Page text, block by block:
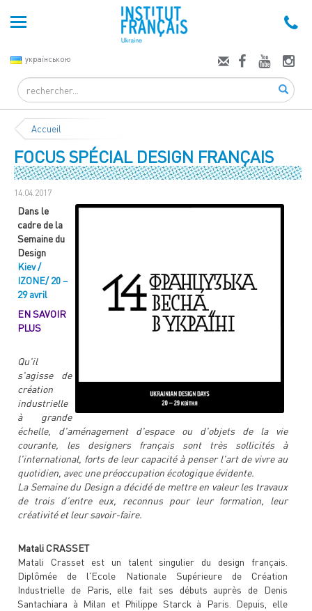
українською
Search
Accueil
FOCUS SPÉCIAL DESIGN FRANÇAIS
14.04.2017
Dans le
cadre de la
Semaine du
Design
Kiev /
IZONE/ 20 –
29 avril
EN SAVOIR
PLUS
Qu'il
s'agisse de
création
industrielle
à grande
échelle, d'aménagement d'espace ou d'objets de la vie
courante, les designers français sont très sollicités à
l'international, forts de leur capacité à penser l'art de vivre au
quotidien, avec une préoccupation écologique évidente.
La Semaine du Design a décidé de mettre en valeur les travaux
de trois d’entre eux, reconnus pour leur formation, leur
créativité et leur savoir-faire.
Matali CRASSET
Matali Crasset est un talent singulier du design français.
Diplômée de l'Ecole Nationale Supérieure de Création
Industrielle de Paris, elle fait ses débuts auprès de Denis
Santachiara à Milan et Philippe Starck à Paris. Depuis, elle